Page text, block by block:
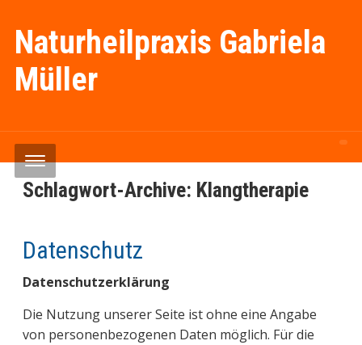
Naturheilpraxis Gabriela
Müller
Schlagwort-Archive: Klangtherapie
Datenschutz
Datenschutzerklärung
Die Nutzung unserer Seite ist ohne eine Angabe
von personenbezogenen Daten möglich. Für die